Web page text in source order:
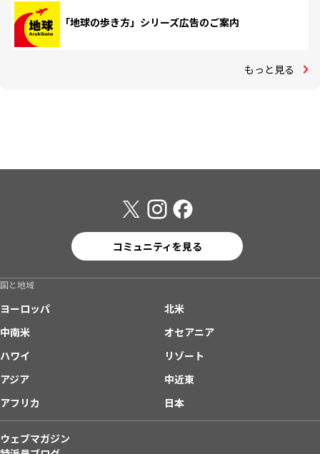
「地球の歩き方」シリーズ広告のご案内
もっと見る
コミュニティを見る
国と地域
ヨーロッパ
北米
中南米
オセアニア
ハワイ
リゾート
アジア
中近東
アフリカ
日本
ウェブマガジン